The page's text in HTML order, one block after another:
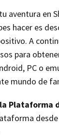
aventura en
hacer es
A
para
PC o
mundo de
Plataforma